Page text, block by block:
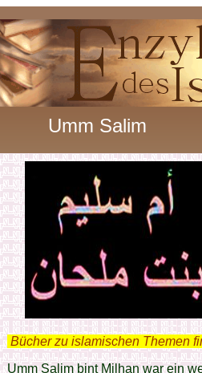
Umm Salim
Bücher zu islamischen Themen
Umm Salim bint Milhan war ein